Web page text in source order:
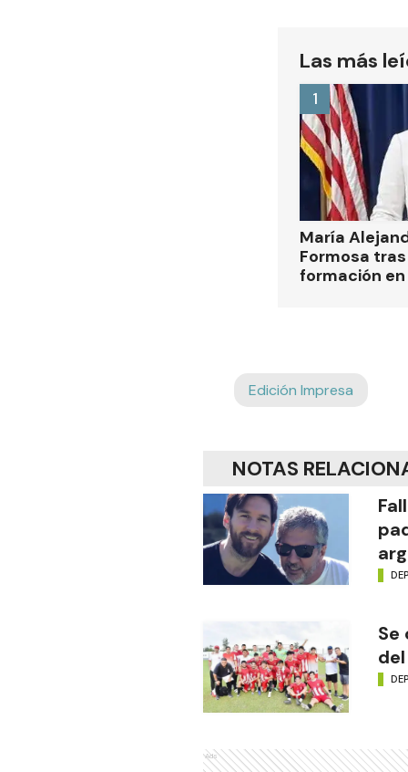
Las más
María
Formosa
formación
1
Edición Impresa
NOTAS
Se
Ads